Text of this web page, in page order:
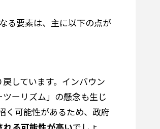
る要素は、主に以下の点が
しています。インバウン
ーリズム」の懸念も生じ
く可能性があるため、政府